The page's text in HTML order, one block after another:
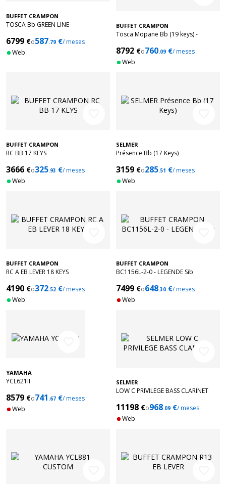
BUFFET CRAMPON
TOSCA Bb GREEN LINE
6799 €o587.79 €/ meses
Web
BUFFET CRAMPON
Tosca Mopane Bb (19 keys) -
8792 €o760.09 €/ meses
Web
BUFFET CRAMPON
RC BB 17 KEYS
3666 €o325.93 €/ meses
Web
SELMER
Présence Bb (17 Keys)
3159 €o285.51 €/ meses
Web
BUFFET CRAMPON
RC A EB LEVER 18 KEYS
4190 €o372.52 €/ meses
Web
BUFFET CRAMPON
BC1156L-2-0 - LEGENDE Sib
7499 €o648.30 €/ meses
Web
YAMAHA
YCL621II
8579 €o741 .67 €/ meses
Web
SELMER
LOW C PRIVILEGE BASS CLARINET
11198 €o968.09 €/ meses
Web